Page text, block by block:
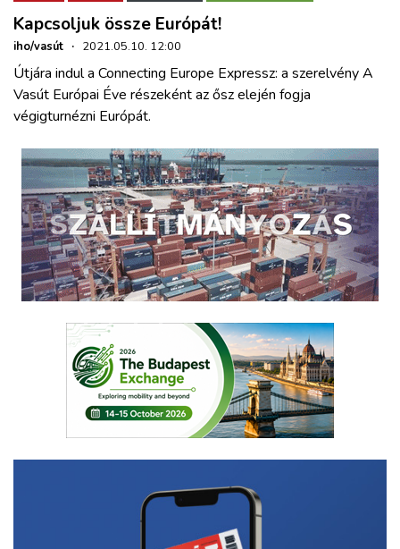
Kapcsoljuk össze Európát!
iho/vasút · 2021.05.10. 12:00
Útjára indul a Connecting Europe Expressz: a szerelvény A
Vasút Európai Éve részeként az ősz elején fogja
végigturnézni Európát.